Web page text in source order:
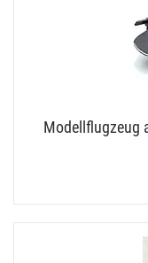
Modellflugzeug